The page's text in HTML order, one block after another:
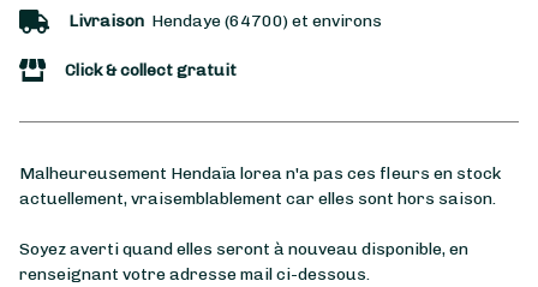
Livraison Hendaye (64700) et environs
Click & collect gratuit
Malheureusement Hendaïa lorea n'a pas ces fleurs en stock
actuellement, vraisemblablement car elles sont hors saison.
Soyez averti quand elles seront à nouveau disponible, en
renseignant votre adresse mail ci-dessous.